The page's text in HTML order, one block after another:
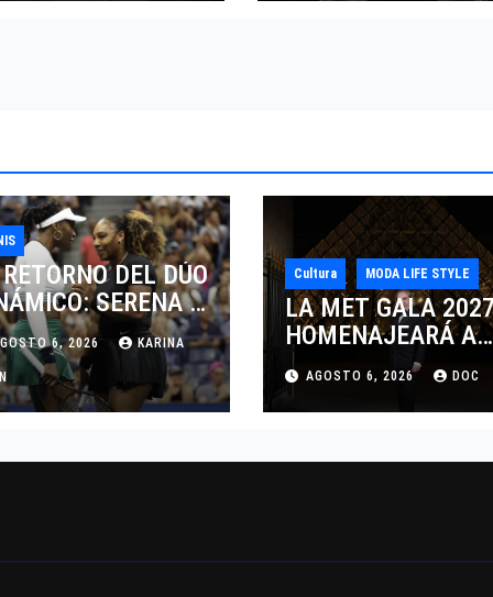
DEL DÚO
SERENA Y
WILLIAMS
LOS
EN
2026
6, 2026 KARINA
Cultura MODA LIFE STYLE
LA MET GALA
HOMENAJEARÁ A
JOHN GALLIANO
MARCANDO EL
REGRESO DEL REY
AGOSTO 6, 2026 DOC